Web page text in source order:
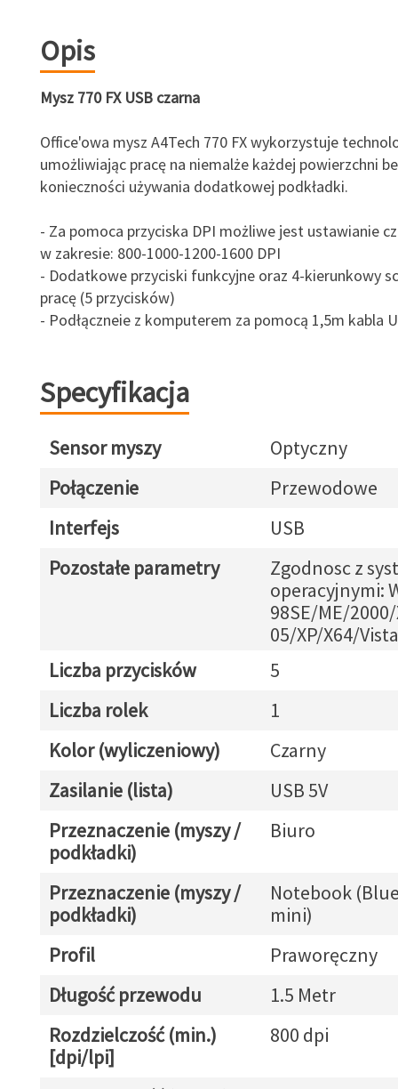
Opis
Mysz 770 FX USB czarna
Office'owa mysz A4Tech 770 FX wykorzystuje
umożliwiając pracę na niemalże każdej powierzchni
konieczności używania dodatkowej podkładki.
- Za pomoca przyciska DPI możliwe jest ustawianie
w zakresie: 800-1000-1200-1600 DPI
- Dodatkowe przyciski funkcyjne oraz 4-kierunkowy
pracę (5 przycisków)
- Podłączneie z komputerem za pomocą 1,5m kabla
Specyfikacja
Sensor myszy
Optyczny
Połączenie
Przewodowe
Interfejs
USB
Pozostałe parametry
Zgodnosc z
operacyjnymi:
98SE/ME/
05/XP/X64/
Liczba przycisków
5
Liczba rolek
1
Kolor (wyliczeniowy)
Czarny
Zasilanie (lista)
USB 5V
Przeznaczenie (myszy /
podkładki)
Biuro
Przeznaczenie (myszy /
podkładki)
Notebook
mini)
Profil
Praworęczny
Długość przewodu
1.5 Metr
Rozdzielczość (min.)
[dpi/lpi]
800 dpi